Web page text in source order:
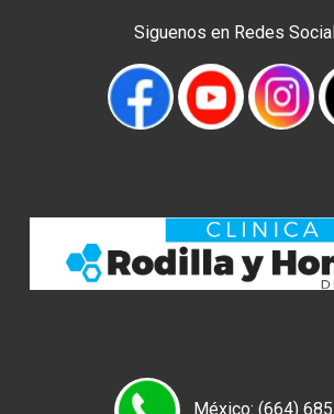
Siguenos en Redes
México: (664)